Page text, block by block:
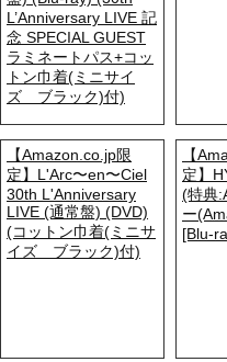
L’Anniversary LIVE 記
念 SPECIAL GUEST
ラミネートパス+コッ
トン巾着(ミニサイ
ズ ブラック)付)
【Amazon.co.jp限
定】L'Arc〜en〜Ciel
30th L'Anniversary
LIVE (通常盤) (DVD)
(コットン巾着(ミニサ
イズ ブラック)付)
【
定】
(特典
ー
[Blu-